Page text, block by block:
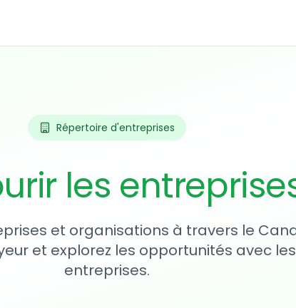
Répertoire d'entreprises
les
et organisations à travers le
et explorez les opportunités avec
entreprises.